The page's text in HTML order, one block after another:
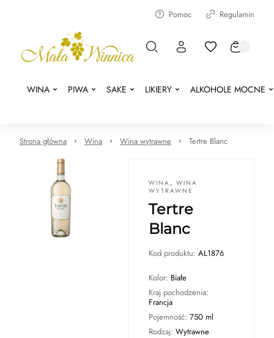
Pomoc Regulamin
WINA PIWA SAKE LIKIERY ALKOHOLE MOCNE
Strona główna Wina Wina wytrawne Tertre Blanc
WINA , WINA
WYTRAWNE
Tertre
Blanc
Kod produktu: AL1876
Kolor: Białe
Kraj pochodzenia:
Francja
Pojemność: 750 ml
Rodzaj: Wytrawne